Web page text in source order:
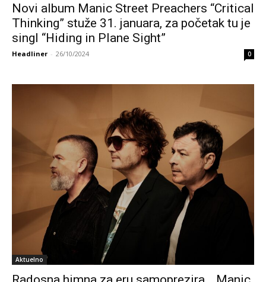
Novi album Manic Street Preachers “Critical
Thinking” stuže 31. januara, za početak tu je
singl “Hiding in Plane Sight”
Headliner - 26/10/2024 0
Aktuelno